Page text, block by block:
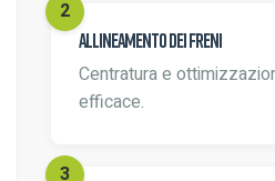
Allineamento dei freni
Centratura e
efficace.